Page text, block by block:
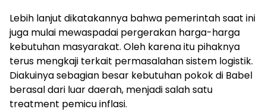
Lebih lanjut dikatakannya bahwa pemerintah saat ini
juga mulai mewaspadai pergerakan harga-harga
kebutuhan masyarakat. Oleh karena itu pihaknya
terus mengkaji terkait permasalahan sistem logistik.
Diakuinya sebagian besar kebutuhan pokok di Babel
berasal dari luar daerah, menjadi salah satu
treatment pemicu inflasi.